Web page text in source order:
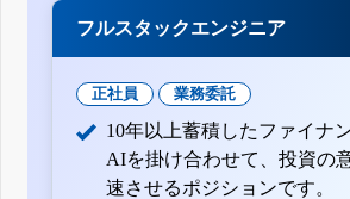
フルスタックエンジニア
正社員 業務委託
10年以上蓄積したファイナ
AIを掛け合わせて、投資の
速させるポジションです。